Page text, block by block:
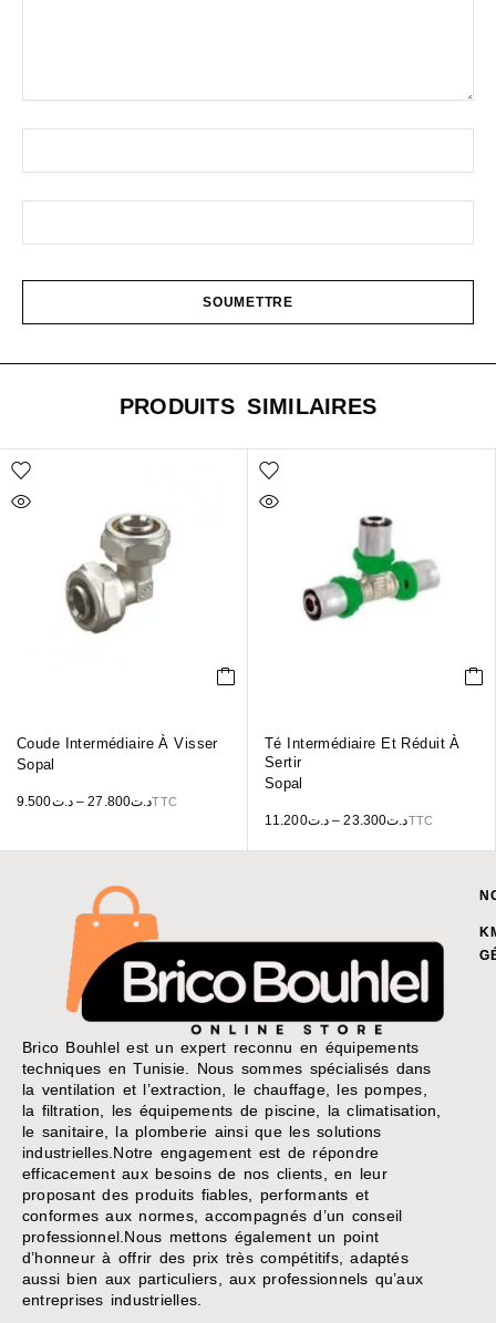
PRODUITS SIMILAIRES
Coude Intermédiaire À Visser
Sopal
د.ت9.500 – د.ت27.800 TTC
Té Intermédiaire Et Réduit À
Sertir
Sopal
د.ت11.200 – د.ت23.300 TTC
Brico Bouhlel est un expert reconnu en équipements
techniques en Tunisie. Nous sommes spécialisés dans
la ventilation et l’extraction, le chauffage, les pompes,
la filtration, les équipements de piscine, la climatisation,
le sanitaire, la plomberie ainsi que les solutions
industrielles.Notre engagement est de répondre
efficacement aux besoins de nos clients, en leur
proposant des produits fiables, performants et
conformes aux normes, accompagnés d’un conseil
professionnel.Nous mettons également un point
d’honneur à offrir des prix très compétitifs, adaptés
aussi bien aux particuliers, aux professionnels qu’aux
entreprises industrielles.